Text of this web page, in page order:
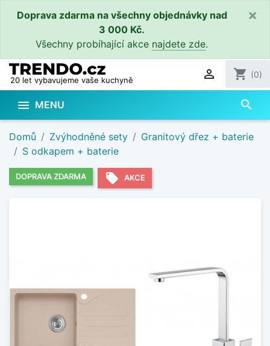
Doprava zdarma na všechny objednávky nad
3 000 Kč.
Všechny probíhající akce najdete zde.
×
20 let vybavujeme vaše kuchyně  shopping_cart (0)
 MENU search
Domů Zvýhodněné sety
Granitový dřez + baterie
S odkapem + baterie
DOPRAVA ZDARMA local_offer AKCE